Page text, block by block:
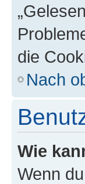
die
Nach
Wie
Wenn